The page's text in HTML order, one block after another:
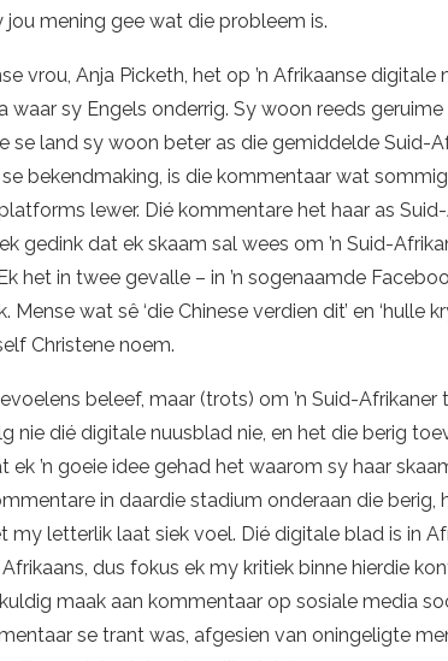
jou mening gee wat die probleem is.
vrou, Anja Picketh, het op ’n Afrikaanse
waar sy Engels onderrig. Sy woon reeds
se land sy woon beter as die gemiddelde Suid-
bekendmaking, is die kommentaar wat
lewer. Dié kommentare het haar as
gedink dat ek skaam sal wees om ’n Suid-
het in twee gevalle – in ’n sogenaamde
Mense wat sê ‘die Chinese verdien dit’ en ‘hulle
Christene noem.
beleef, maar (trots) om ’n Suid-Afrikaner
nie dié digitale nuusblad nie, en het die berig
ek ’n goeie idee gehad het waarom sy haar
in daardie stadium onderaan die berig,
my letterlik laat siek voel. Dié digitale blad is in
dus fokus ek my kritiek binne hierdie
maak aan kommentaar op sosiale media
se trant was, afgesien van oningeligte